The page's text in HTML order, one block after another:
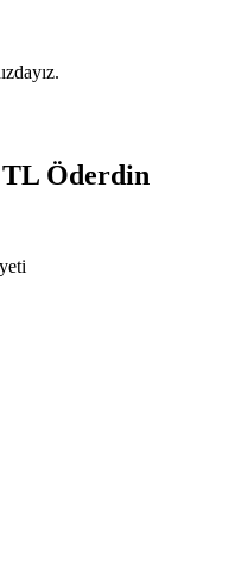
TL Öderdin